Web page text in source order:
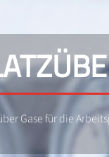
Gase für die